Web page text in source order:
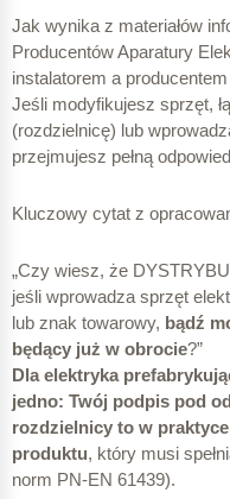
Jak wynika z materiałów
Producentów Aparatury
instalatorem a
Jeśli modyfikujesz sprzęt,
(rozdzielnicę) lub
przejmujesz pełną
Kluczowy cytat z
„Czy wiesz, że
jeśli wprowadza sprzęt
lub znak towarowy, bądź
będący już w obrocie?”
Dla elektryka
jedno: Twój podpis pod
rozdzielnicy to w
produktu, który musi
norm PN-EN 61439).